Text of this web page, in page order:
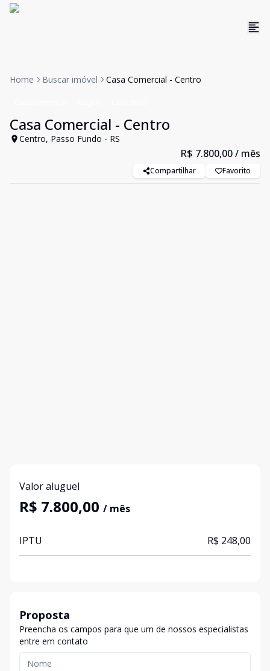
Home Buscar imóvel Casa Comercial - Centro
Casa Comercial - Centro
Centro, Passo Fundo - RS
R$ 7.800,00/ mês
Compartilhar Favorito
Valor aluguel
R$ 7.800,00 / mês
IPTU R$ 248,00
Proposta
Preencha os campos para que um de nossos especialistas
entre em contato